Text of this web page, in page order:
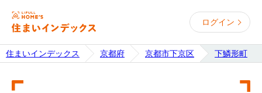
ログイン
住まいインデックス 京都府 京都市下京区 下鱗形町